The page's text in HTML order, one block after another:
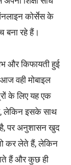
कोर्सेस के
बना रहे हैं।
और किफायती हुई
वही मोबाइल
के लिए यह एक
लेकिन इसके साथ
है, पर अनुशासन खुद
कर लेते हैं, लेकिन
हैं और कुछ ही